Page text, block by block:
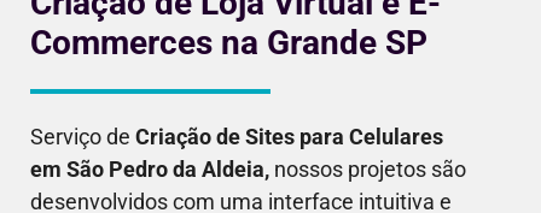
Commerces na Grande SP
Serviço de Criação de Sites para Celulares
em São Pedro da Aldeia, nossos projetos são
desenvolvidos com uma interface intuitiva e